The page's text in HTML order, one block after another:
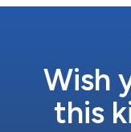
致力于开发下一代医
行官David You表示：
Wish
this